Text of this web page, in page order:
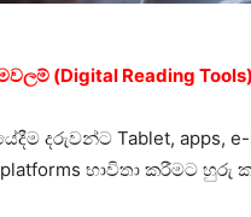
(Digital Reading Tools)
දරුවන්ට Tablet, apps,
භාවිතා කරීමට හුරු